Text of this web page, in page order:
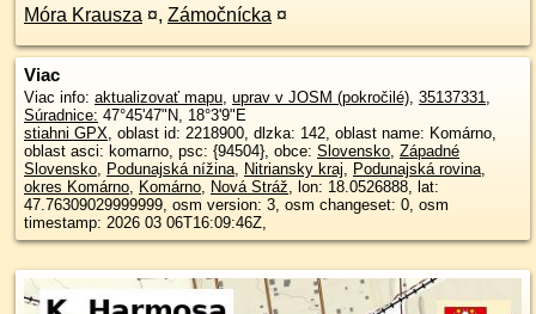
Móra Krausza ¤, Zámočnícka ¤
Viac
Viac info: aktualizovať mapu, uprav v JOSM (pokročilé), 35137331,
Súradnice: 47°45'47"N, 18°3'9"E
stiahni GPX, oblast id: 2218900, dlzka: 142, oblast name: Komárno,
oblast asci: komarno, psc: {94504}, obce: Slovensko, Západné
Slovensko, Podunajská nížina, Nitriansky kraj, Podunajská rovina,
okres Komárno, Komárno, Nová Stráž, lon: 18.0526888, lat:
47.76309029999999, osm version: 3, osm changeset: 0, osm
timestamp: 2026 03 06T16:09:46Z,